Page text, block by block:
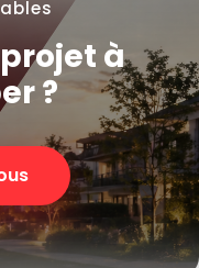
à
?